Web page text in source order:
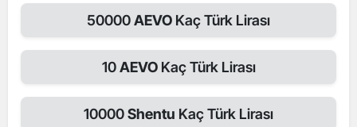
50000AEVO Kaç Türk Lirası
10AEVO Kaç Türk Lirası
10000Shentu Kaç Türk Lirası